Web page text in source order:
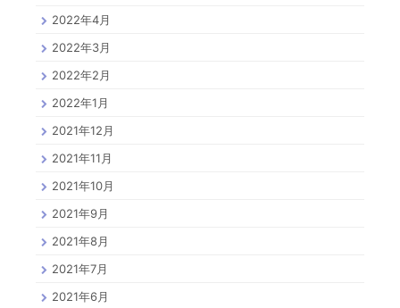
2022年4月
2022年3月
2022年2月
2022年1月
2021年12月
2021年11月
2021年10月
2021年9月
2021年8月
2021年7月
2021年6月